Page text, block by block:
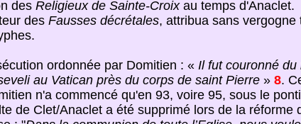
des Religieux de Sainte-Croixau temps d'Anaclet.
des Fausses décrétales, attribua sans vergogne
ordonnée par Domitien : « Il fut couronné du
au Vatican près du corps de saint Pierre» 8.
n'a commencé qu'en 93, voire 95, sous le
de Clet/Anaclet a été supprimé lors de la réforme